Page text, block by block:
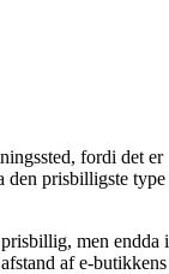
fordi det er
den prisbilligste type
men endda i
af e-butikkens